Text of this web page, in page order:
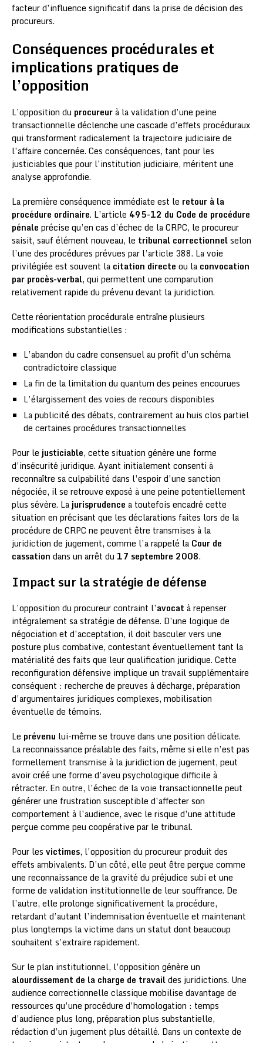
facteur d’influence significatif dans la prise de décision des
procureurs.
Conséquences procédurales et
implications pratiques de
l’opposition
L’opposition du procureurà la validation d’une peine
transactionnelle déclenche une cascade d’effets procéduraux
qui transforment radicalement la trajectoire judiciaire de
l’affaire concernée. Ces conséquences, tant pour les
justiciables que pour l’institution judiciaire, méritent une
analyse approfondie.
La première conséquence immédiate est le retour à la
procédure ordinaire. L’article 495-12 du Code de procédure
pénale précise qu’en cas d’échec de la CRPC, le procureur
saisit, sauf élément nouveau, le tribunal correctionnelselon
l’une des procédures prévues par l’article 388. La voie
privilégiée est souvent la citation directe ou la convocation
par procès-verbal, qui permettent une comparution
relativement rapide du prévenu devant la juridiction.
Cette réorientation procédurale entraîne plusieurs
modifications substantielles :
L’abandon du cadre consensuel au profit d’un schéma
contradictoire classique
La fin de la limitation du quantum des peines encourues
L’élargissement des voies de recours disponibles
La publicité des débats, contrairement au huis clos partiel
de certaines procédures transactionnelles
Pour le justiciable, cette situation génère une forme
d’insécurité juridique. Ayant initialement consenti à
reconnaître sa culpabilité dans l’espoir d’une sanction
négociée, il se retrouve exposé à une peine potentiellement
plus sévère. La jurisprudence a toutefois encadré cette
situation en précisant que les déclarations faites lors de la
procédure de CRPC ne peuvent être transmises à la
juridiction de jugement, comme l’a rappelé la Cour de
cassation dans un arrêt du 17 septembre 2008.
Impact sur la stratégie de défense
L’opposition du procureur contraint l’avocat à repenser
intégralement sa stratégie de défense. D’une logique de
négociation et d’acceptation, il doit basculer vers une
posture plus combative, contestant éventuellement tant la
matérialité des faits que leur qualification juridique. Cette
reconfiguration défensive implique un travail supplémentaire
conséquent : recherche de preuves à décharge, préparation
d’argumentaires juridiques complexes, mobilisation
éventuelle de témoins.
Le prévenu lui-même se trouve dans une position délicate.
La reconnaissance préalable des faits, même si elle n’est pas
formellement transmise à la juridiction de jugement, peut
avoir créé une forme d’aveu psychologique difficile à
rétracter. En outre, l’échec de la voie transactionnelle peut
générer une frustration susceptible d’affecter son
comportement à l’audience, avec le risque d’une attitude
perçue comme peu coopérative par le tribunal.
Pour les victimes, l’opposition du procureur produit des
effets ambivalents. D’un côté, elle peut être perçue comme
une reconnaissance de la gravité du préjudice subi et une
forme de validation institutionnelle de leur souffrance. De
l’autre, elle prolonge significativement la procédure,
retardant d’autant l’indemnisation éventuelle et maintenant
plus longtemps la victime dans un statut dont beaucoup
souhaitent s’extraire rapidement.
Sur le plan institutionnel, l’opposition génère un
alourdissement de la charge de travaildes juridictions. Une
audience correctionnelle classique mobilise davantage de
ressources qu’une procédure d’homologation : temps
d’audience plus long, préparation plus substantielle,
rédaction d’un jugement plus détaillé. Dans un contexte de